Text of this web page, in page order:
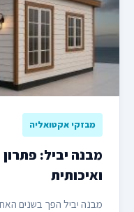
מבזקי אקטואליה
מבנה יביל:
ואיכותית
מבנה יביל הפך בשנים